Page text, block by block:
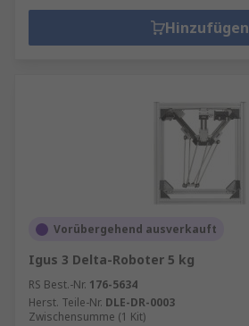
Hinzufügen
Vorübergehend ausverkauft
Igus 3 Delta-Roboter 5 kg
RS Best.-Nr. 176-5634
Herst. Teile-Nr. DLE-DR-0003
Zwischensumme (1 Kit)